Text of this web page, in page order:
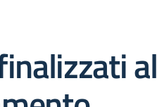
al